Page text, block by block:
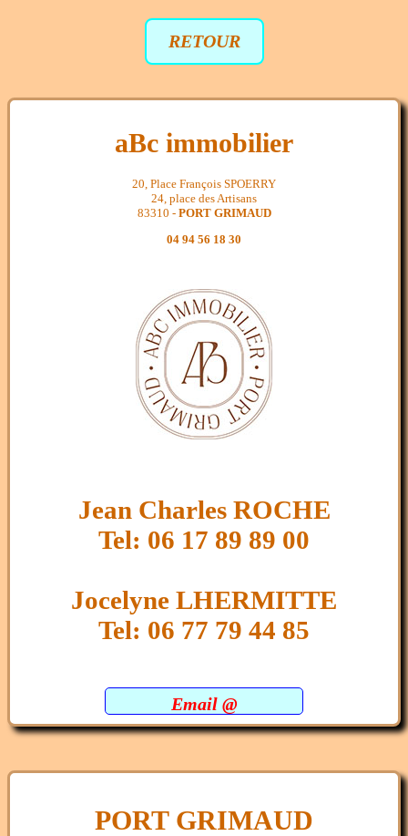
RETOUR
aBc immobilier
20, Place François SPOERRY
24, place des Artisans
83310 - PORT GRIMAUD
04 94 56 18 30
Jean Charles ROCHE
Tel: 06 17 89 89 00
Jocelyne LHERMITTE
Tel: 06 77 79 44 85
Email @
PORT GRIMAUD